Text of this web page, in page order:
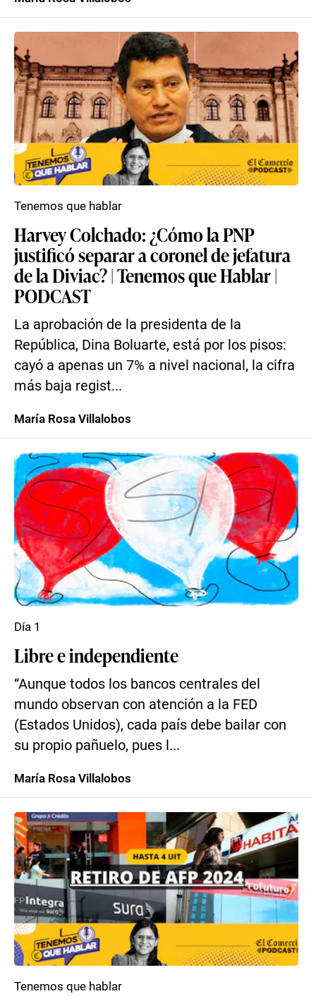
Harvey Colchado: ¿Cómo la PNP
justificó separar a coronel de jefatura
de la Diviac? | Tenemos que Hablar |
PODCAST
La aprobación de la presidenta de la
República, Dina Boluarte, está por los pisos:
cayó a apenas un 7% a nivel nacional, la cifra
más baja regist...
Tenemos que hablar
María Rosa Villalobos
Libre e independiente
“Aunque todos los bancos centrales del
mundo observan con atención a la FED
(Estados Unidos), cada país debe bailar con
su propio pañuelo, pues l...
Día 1
María Rosa Villalobos
Tenemos que hablar